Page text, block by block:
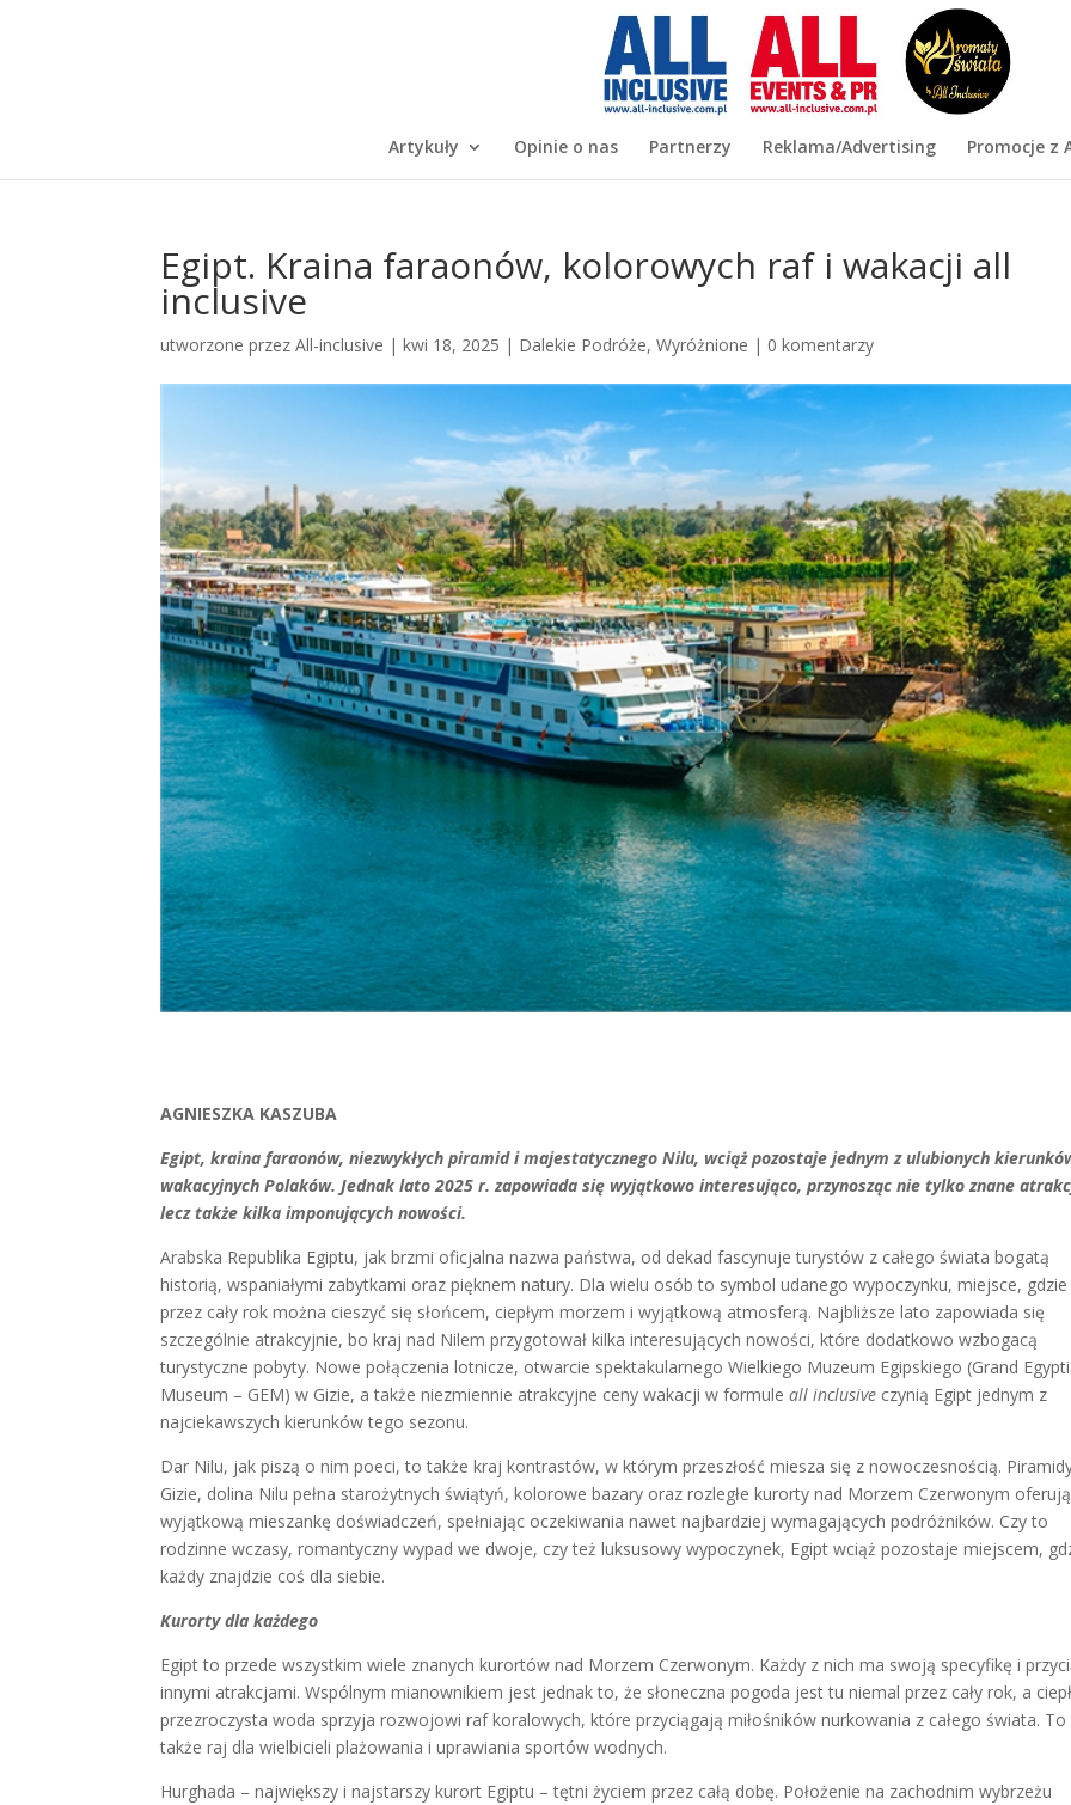
Artykuły Opinie o nas Partnerzy Reklama/Advertising Promocje z
Egipt. Kraina faraonów, kolorowych raf i wakacji all
inclusive
utworzone przezAll-inclusive |kwi 18, 2025 | Dalekie Podróże,Wyróżnione | 0 komentarzy
AGNIESZKA KASZUBA
Egipt, kraina faraonów, niezwykłych piramid i majestatycznego Nilu, wciąż pozostaje jednym z ulubionych
wakacyjnych Polaków. Jednak lato 2025 r. zapowiada się wyjątkowo interesująco, przynosząc nie tylko znane
lecz także kilka imponujących nowości.
Arabska Republika Egiptu, jak brzmi oficjalna nazwa państwa, od dekad fascynuje turystów z całego świata bogatą
historią, wspaniałymi zabytkami oraz pięknem natury. Dla wielu osób to symbol udanego wypoczynku, miejsce, gdzie
przez cały rok można cieszyć się słońcem, ciepłym morzem i wyjątkową atmosferą. Najbliższe lato zapowiada się
szczególnie atrakcyjnie, bo kraj nad Nilem przygotował kilka interesujących nowości, które dodatkowo wzbogacą
turystyczne pobyty. Nowe połączenia lotnicze, otwarcie spektakularnego Wielkiego Muzeum Egipskiego (Grand
Museum – GEM) w Gizie, a także niezmiennie atrakcyjne ceny wakacji w formuleall inclusive czynią Egipt jednym z
najciekawszych kierunków tego sezonu.
Dar Nilu, jak piszą o nim poeci, to także kraj kontrastów, w którym przeszłość miesza się z nowoczesnością.
Gizie, dolina Nilu pełna starożytnych świątyń, kolorowe bazary oraz rozległe kurorty nad Morzem Czerwonym oferują
wyjątkową mieszankę doświadczeń, spełniając oczekiwania nawet najbardziej wymagających podróżników. Czy to
rodzinne wczasy, romantyczny wypad we dwoje, czy też luksusowy wypoczynek, Egipt wciąż pozostaje miejscem,
każdy znajdzie coś dla siebie.
Kurorty dla każdego
Egipt to przede wszystkim wiele znanych kurortów nad Morzem Czerwonym. Każdy z nich ma swoją specyfikę i
innymi atrakcjami. Wspólnym mianownikiem jest jednak to, że słoneczna pogoda jest tu niemal przez cały rok, a
przezroczysta woda sprzyja rozwojowi raf koralowych, które przyciągają miłośników nurkowania z całego świata. To
także raj dla wielbicieli plażowania i uprawiania sportów wodnych.
Hurghada – największy i najstarszy kurort Egiptu – tętni życiem przez całą dobę. Położenie na zachodnim wybrzeżu